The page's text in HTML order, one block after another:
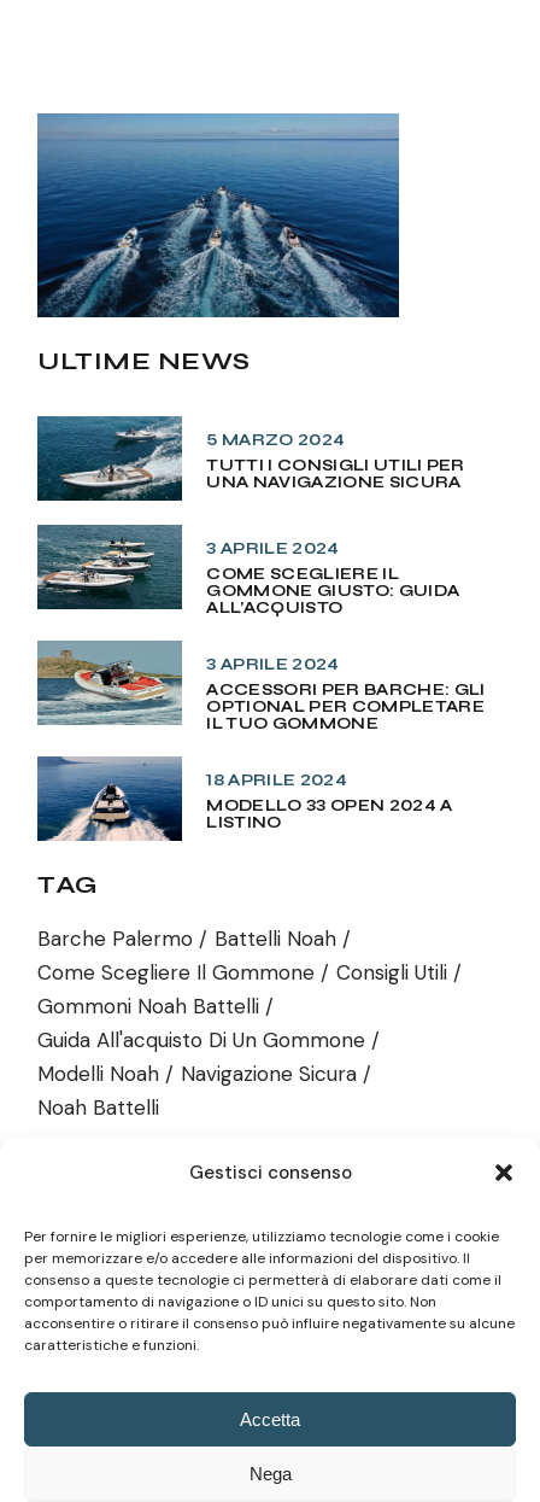
Gestisci consenso
Per fornire le migliori esperienze, utilizziamo tecnologie come i cookie
per memorizzare e/o accedere alle informazioni del dispositivo. Il
consenso a queste tecnologie ci permetterà di elaborare dati come il
comportamento di navigazione o ID unici su questo sito. Non
acconsentire o ritirare il consenso può influire negativamente su alcune
caratteristiche e funzioni.
Accetta
Nega
ULTIME NEWS
5 MARZO 2024
TUTTI I CONSIGLI UTILI PER
UNA NAVIGAZIONE SICURA
3 APRILE 2024
COME SCEGLIERE IL
GOMMONE GIUSTO: GUIDA
ALL’ACQUISTO
3 APRILE 2024
ACCESSORI PER BARCHE: GLI
OPTIONAL PER COMPLETARE
IL TUO GOMMONE
18 APRILE 2024
MODELLO 33 OPEN 2024 A
LISTINO
TAG
Barche Palermo
Battelli Noah
Come Scegliere Il Gommone
Consigli Utili
Gommoni Noah Battelli
Guida All'acquisto Di Un Gommone
Modelli Noah
Navigazione Sicura
Noah Battelli
SEGUICI SU: